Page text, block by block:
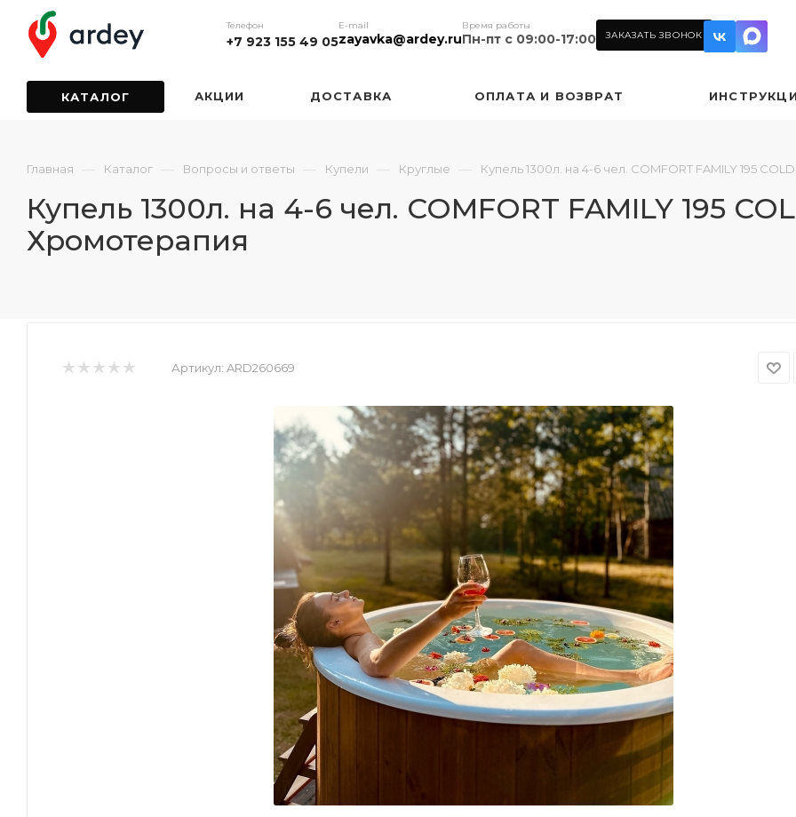
Телефон
+7 923 155 49 05
E-mail
zayavka@ardey.ru
Время работы
Пн-пт с 09:00-17:00 ЗАКАЗАТЬ ЗВОНОК
КАТАЛОГ АКЦИИ ДОСТАВКА ОПЛАТА И ВОЗВРАТ
Главная — Каталог — Вопросы и ответы — Купели — Круглые — Купель 1300л. на 4-6 чел. COMFORT FAMILY 195
Купель 1300л. на 4-6 чел. COMFORT FAMILY 195
Хромотерапия
Артикул: ARD260669